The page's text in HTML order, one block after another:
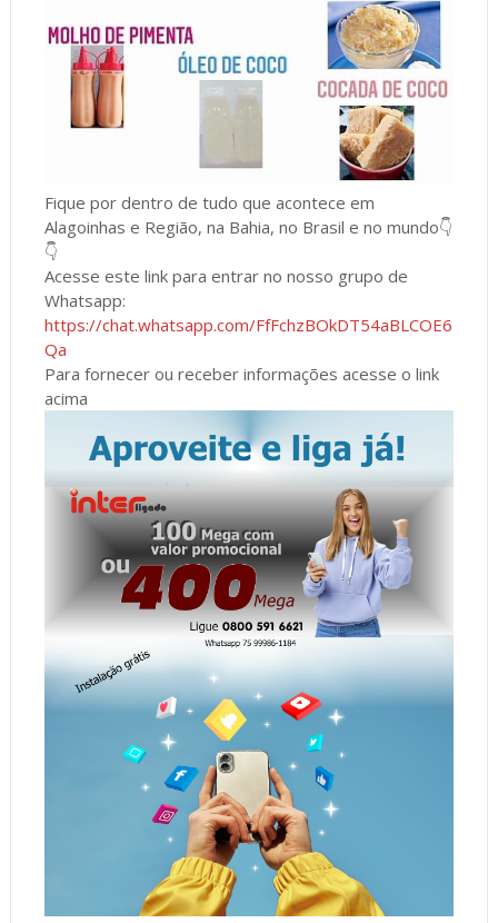
Fique por dentro de tudo que acontece em
Alagoinhas e Região, na Bahia, no Brasil e no mundo👇
👇
Acesse este link para entrar no nosso grupo de
Whatsapp:
https://chat.whatsapp.com/FfFchzBOkDT54aBLCOE6
Qa
Para fornecer ou receber informações acesse o link
acima